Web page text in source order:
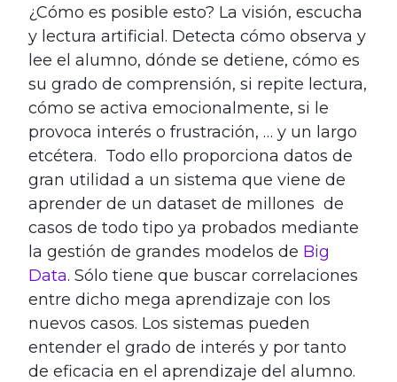
¿Cómo es posible esto? La visión, escucha
y lectura artificial. Detecta cómo observa y
lee el alumno, dónde se detiene, cómo es
su grado de comprensión, si repite lectura,
cómo se activa emocionalmente, si le
provoca interés o frustración, … y un largo
etcétera. Todo ello proporciona datos de
gran utilidad a un sistema que viene de
aprender de un dataset de millones de
casos de todo tipo ya probados mediante
la gestión de grandes modelos de Big
Data. Sólo tiene que buscar correlaciones
entre dicho mega aprendizaje con los
nuevos casos. Los sistemas pueden
entender el grado de interés y por tanto
de eficacia en el aprendizaje del alumno.